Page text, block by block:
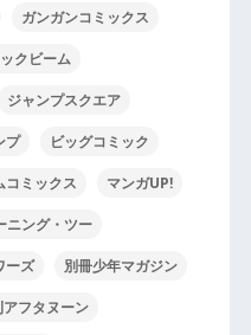
ガンガンコミックス
クビーム
ジャンプスクエア
プ ビッグコミック
コミックス マンガUP!
ニング・ツー
ーズ 別冊少年マガジン
フタヌーン